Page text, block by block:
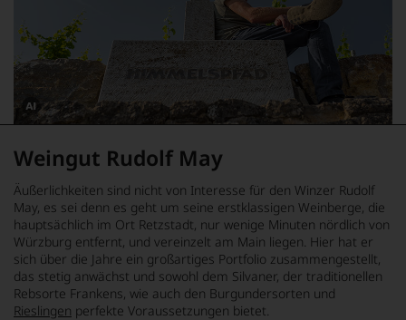
Dieses
wurde
mithilfe
KI
verändert.
Weingut Rudolf May
Äußerlichkeiten sind nicht von Interesse für den Winzer Rudolf
May, es sei denn es geht um seine erstklassigen Weinberge, die
hauptsächlich im Ort Retzstadt, nur wenige Minuten nördlich von
Würzburg entfernt, und vereinzelt am Main liegen. Hier hat er
sich über die Jahre ein großartiges Portfolio zusammengestellt,
das stetig anwächst und sowohl dem Silvaner, der traditionellen
Rebsorte Frankens, wie auch den Burgundersorten und
Rieslingen perfekte Voraussetzungen bietet.